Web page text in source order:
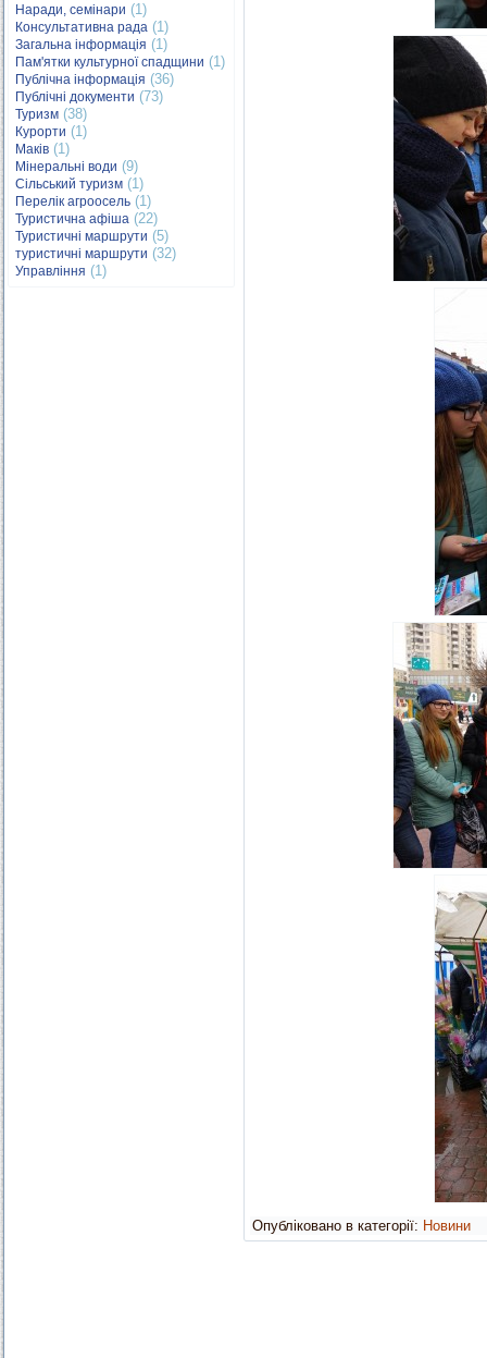
Наради, семінари (1)
Консультативна рада (1)
Загальна інформація (1)
Пам'ятки культурної спадщини (1)
Публічна інформація (36)
Публічні документи (73)
Туризм (38)
Курорти (1)
Маків (1)
Мінеральні води (9)
Сільський туризм (1)
Перелік агроосель (1)
Туристична афіша (22)
Туристичні маршрути (5)
туристичні маршрути (32)
Управління (1)
Опубліковано в категорії: Новини